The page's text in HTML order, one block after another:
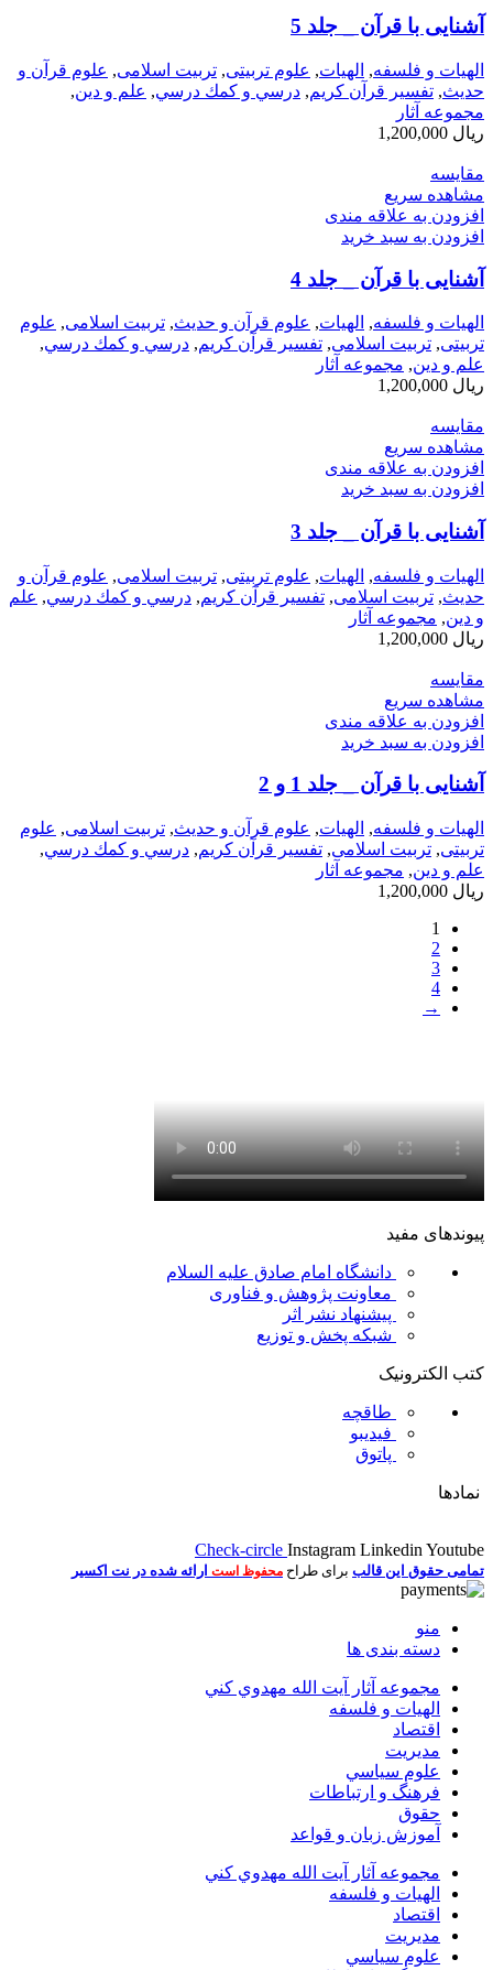
آشنايی‌ با قرآن‌ _ جلد 5
الهیات و فلسفه, الهيات, علوم تربیتی, تربیت اسلامی, علوم قرآن و
حدیث, تفسیر قرآن کریم, درسي و كمك درسي, علم و دین,
مجموعه آثار
ریال
مقایسه
مشاهده سریع
افزودن به علاقه مندی
افزودن به سبد خرید
آشنايی‌ با قرآن‌ _ جلد 4
الهیات و فلسفه, الهيات, علوم قرآن و حدیث, تربیت اسلامی, علوم
تربیتی, تربیت اسلامی, تفسیر قرآن کریم, درسي و كمك درسي,
علم و دین, مجموعه آثار
ریال
مقایسه
مشاهده سریع
افزودن به علاقه مندی
افزودن به سبد خرید
آشنايی‌ با قرآن‌ _ جلد 3
الهیات و فلسفه, الهيات, علوم تربیتی, تربیت اسلامی, علوم قرآن و
حدیث, تربیت اسلامی, تفسیر قرآن کریم, درسي و كمك درسي, علم
و دین, مجموعه آثار
ریال
مقایسه
مشاهده سریع
افزودن به علاقه مندی
افزودن به سبد خرید
آشنايی‌ با قرآن‌ _ جلد 1 و 2
الهیات و فلسفه, الهيات, علوم قرآن و حدیث, تربیت اسلامی, علوم
تربیتی, تربیت اسلامی, تفسیر قرآن کریم, درسي و كمك درسي,
علم و دین, مجموعه آثار
ریال
1
2
3
4
→
پیوندهای مفید
دانشگاه امام صادق علیه السلام
معاونت پژوهش و فناوری
پیشنهاد نشر اثر
شبکه پخش و توزیع
کتب الکترونیک
طاقچه
فیدیبو
پاتوق
نمادها
Check-circle Instagram Linkedin Youtube
تمامی حقوق این قالب برای طراح محفوظ است ارائه شده در نت اکسیر
منو
دسته بندی ها
مجموعه آثار آيت الله مهدوي كني
الهیات و فلسفه
اقتصاد
مديريت
علوم سياسي
فرهنگ و ارتباطات
حقوق
آموزش زبان و قواعد
مجموعه آثار آيت الله مهدوي كني
الهیات و فلسفه
اقتصاد
مديريت
علوم سياسي